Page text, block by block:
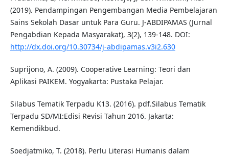
(2019). Pendampingan Pengembangan Media Pembelajaran
Sains Sekolah Dasar untuk Para Guru. J-ABDIPAMAS (Jurnal
Pengabdian Kepada Masyarakat), 3(2), 139-148. DOI:
http://dx.doi.org/10.30734/j-abdipamas.v3i2.630
Suprijono, A. (2009). Cooperative Learning: Teori dan
Aplikasi PAIKEM. Yogyakarta: Pustaka Pelajar.
Silabus Tematik Terpadu K13. (2016). pdf.Silabus Tematik
Terpadu SD/MI:Edisi Revisi Tahun 2016. Jakarta:
Kemendikbud.
Soedjatmiko, T. (2018). Perlu Literasi Humanis dalam